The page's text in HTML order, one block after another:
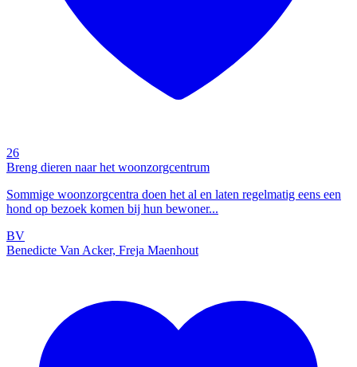
26
Breng dieren naar het woonzorgcentrum
Sommige woonzorgcentra doen het al en laten regelmatig eens een
hond op bezoek komen bij hun bewoner...
BV
Benedicte Van Acker, Freja Maenhout